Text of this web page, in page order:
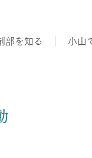
部を知る 小山